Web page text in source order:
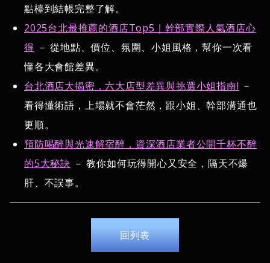
點檯到結帳完整了解。
2025台北最推薦的酒店Top5｜幹部實際人氣酒店心
得 － 從地點、價位、氛圍、小姐風格，幫你一次看
懂各大會館差異。
台北酒店大揭密，六大店型差異與挑選小姐指南! －
看得懂術語，上場就不會茫然，跟小姐、幹部溝通也
更順。
預防喝醉與光速解宿醉，資深酒店業者公開千杯不醉
的5大秘訣 － 教你如何玩得開心又安全，隔天不爆
肝、不誤事。
回列表